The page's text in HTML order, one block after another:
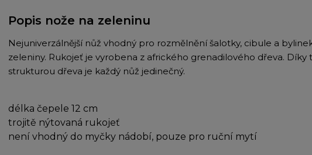
Popis nože na zeleninu
Nejuniverzálnější nůž vhodný pro rozmělnění šalotky, cibule a
zeleniny. Rukojeť je vyrobena z afrického grenadilového dřeva.
strukturou dřeva je každý nůž jedinečný.
délka čepele 12 cm
trojitě nýtovaná rukojeť
není vhodný do myčky nádobí, pouze pro ruční mytí